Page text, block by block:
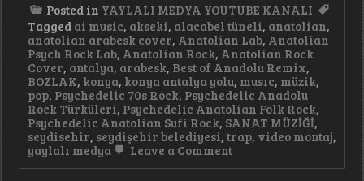
Posted in YAYLALI MEDYA YOUTUBE KANALI
Tagged ai music, akseki, alacabel tüneli, anatolian,
anatolian arabesk cover, Anatolian Lab, Anatolian
Psych Rock Lab, Anatolian Rock, Anatolian Rock
Cover, antalya, arabesk, Best of Anadolu Remix,
BOZLAK, konya, konya antalya yolu, musıc, müzik,
pop, Psychedelic 70s Rock, Psychedelic Anadolu
Rock Türküleri, Psychedelic Anatolian Folk Rock,
Psychedelic Anatolian Sufi Rock, SANAT MÜZİĞİ,
seydisehir, seydişehir belediyesi, trap, video montaj,
yaylalı medya
Leave a Commenton